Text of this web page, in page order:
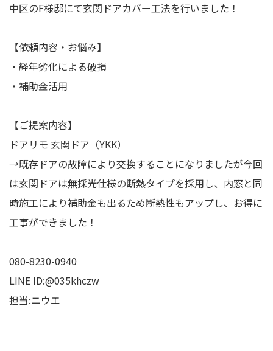
中区のF様邸にて玄関ドアカバー工法を行いました！
【依頼内容・お悩み】
・経年劣化による破損
・補助金活用
【ご提案内容】
ドアリモ 玄関ドア（YKK）
→既存ドアの故障により交換することになりましたが今回
は玄関ドアは無採光仕様の断熱タイプを採用し、内窓と同
時施工により補助金も出るため断熱性もアップし、お得に
工事ができました！
080-8230-0940
LINE ID:@035khczw
担当:ニウエ